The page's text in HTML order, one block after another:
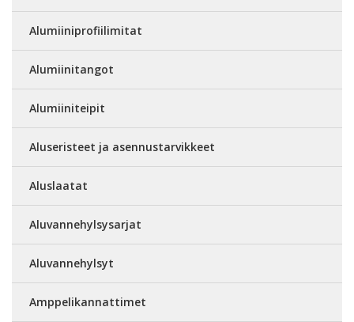
Alumiiniprofiilimitat
Alumiinitangot
Alumiiniteipit
Aluseristeet ja asennustarvikkeet
Aluslaatat
Aluvannehylsysarjat
Aluvannehylsyt
Amppelikannattimet